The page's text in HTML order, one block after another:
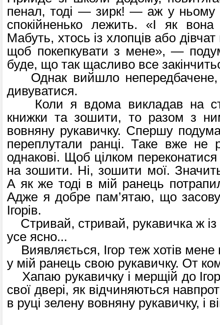
пенал, тоді — зирк! — аж у ньому
спокійненько лежить. «І як
Мабуть, хтось із хлопців або
щоб покепкувати з мене», —
буде, що так щасливо все
Однак вийшло непередбачене,
дивуватися.
Коли я вдома викладав на
книжки та зошити, то разом з
вовняну рукавичку. Спершу
переплутали ранці. Таке вже не
однакові. Щоб цілком
на зошити. Ні, зошити мої.
А як же тоді в мій ранець
Адже я добре пам’ятаю, що
Ігорів.
Стривай, стривай, рукавичка ж із
усе ясно...
Виявляється, Ігор теж хотів мене
у мій ранець свою рукавичку. От
Хапаю рукавичку і мерщій до
свої двері, як відчиняються
в руці зелену вовняну рукавичку, і